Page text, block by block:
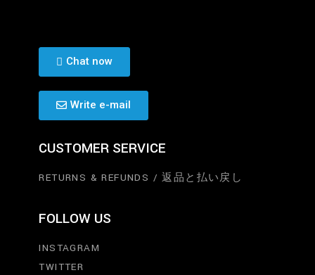
Chat now
Write e-mail
CUSTOMER SERVICE
RETURNS & REFUNDS / 返品と払い戻し
FOLLOW US
INSTAGRAM
TWITTER